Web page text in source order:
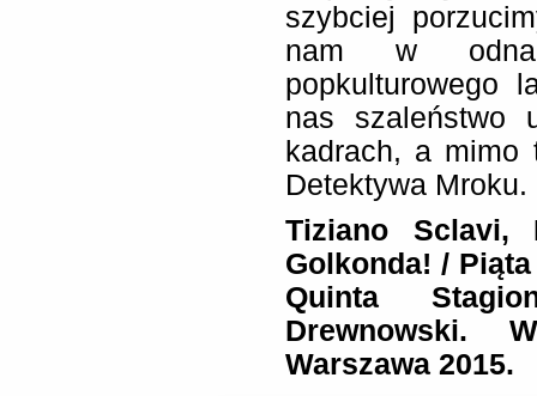
szybciej
nam w
popkulturowego
nas szaleństwo
kadrach, a mimo
Detektywa Mroku.
Tiziano Sclavi,
Golkonda! /
Quinta
Drewnowski.
Warszawa 2015.